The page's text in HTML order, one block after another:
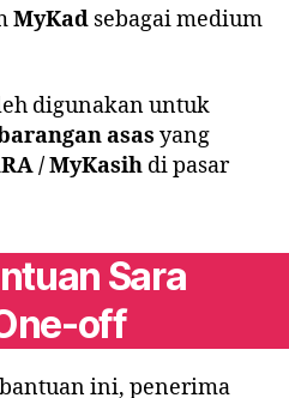
MyKad sebagai medium
digunakan untuk
asas yang
/ MyKasih di pasar
Sara
off
ini, penerima